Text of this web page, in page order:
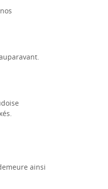
ainsi